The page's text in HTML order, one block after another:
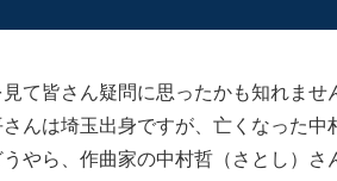
て皆さん疑問に思ったかも知れませ
んは埼玉出身ですが、亡くなった
やら、作曲家の中村哲（さとし）